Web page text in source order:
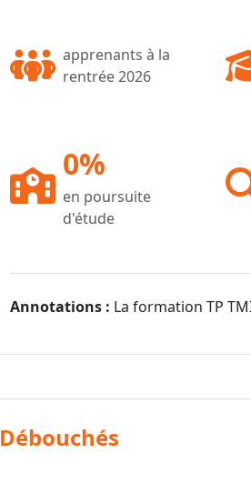
apprenants à la
rentrée 2026
0%
en poursuite
d'étude
Annotations : La formation TP
Débouchés